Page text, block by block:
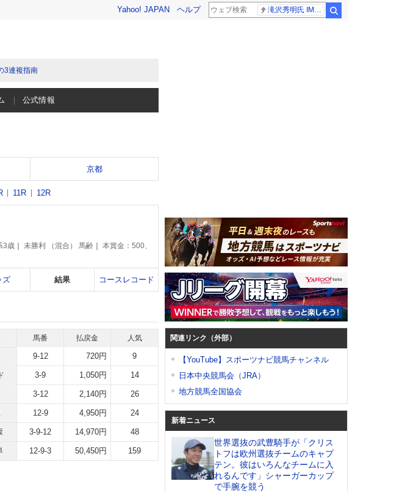
Yahoo! JAPAN ヘルプ
3連複指南
公式情報
京都
11R 12R
3歳 未勝利 （混合） 馬齢
本賞金：500、
ズ 結果 コースレコード
馬番 払戻金 人気
9-12 720円 9
3-9 1,050円 14
3-12 2,140円 26
12-9 4,950円 24
3-9-12 14,970円 48
12-9-3 50,450円 159
関連リンク（外部）
【YouTube】スポーツナビ競馬チャンネル
日本中央競馬会（JRA）
地方競馬全国協会
新着ニュース
世界選抜の武豊騎手が「クリス
トフは欧州選抜チームのキャプ
テン。彼はいろんなチームに入
れるんです」シャーガーカップ
で手腕を競う